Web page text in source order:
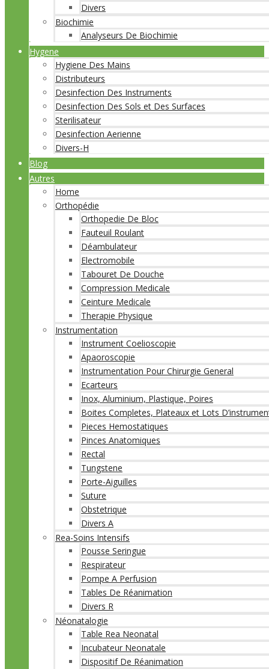
Divers
Biochimie
Analyseurs De Biochimie
Hygene
Hygiene Des Mains
Distributeurs
Desinfection Des Instruments
Desinfection Des Sols et Des Surfaces
Sterilisateur
Desinfection Aerienne
Divers-H
Blog
Autres
Home
Orthopédie
Orthopedie De Bloc
Fauteuil Roulant
Déambulateur
Electromobile
Tabouret De Douche
Compression Medicale
Ceinture Medicale
Therapie Physique
Instrumentation
Instrument Coelioscopie
Apaoroscopie
Instrumentation Pour Chirurgie General
Ecarteurs
Inox, Aluminium, Plastique, Poires
Boites Completes, Plateaux et Lots
Pieces Hemostatiques
Pinces Anatomiques
Rectal
Tungstene
Porte-Aiguilles
Suture
Obstetrique
Divers A
Rea-Soins Intensifs
Pousse Seringue
Respirateur
Pompe A Perfusion
Tables De Réanimation
Divers R
Néonatalogie
Table Rea Neonatal
Incubateur Neonatale
Dispositif De Réanimation